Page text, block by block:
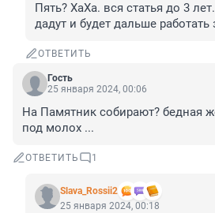
Пять? ХаХа. вся статья до 3
дадут и будет дальше
ОТВЕТИТЬ
Гость
25 января 2024, 00:06
На Памятник собирают? бедная
под молох ...
ОТВЕТИТЬ 1
Slava_Rossii2
25 января 2024, 00:18